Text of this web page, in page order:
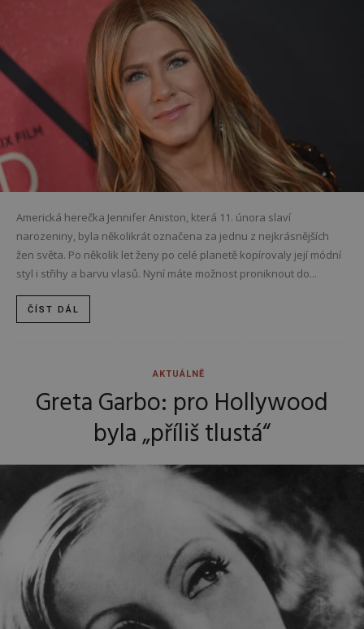
Americká herečka Jennifer Aniston, která 11. února slaví
narozeniny, byla několikrát označena za jednu z nejkrásnějších
žen světa. Po několik let ženy po celé planetě kopírovaly její módní
styl i střihy a barvu vlasů. Nyní máte možnost proniknout do...
ČÍST DÁL
AKTUÁLNĚ
Greta Garbo: pro Hollywood
byla „příliš tlustá“